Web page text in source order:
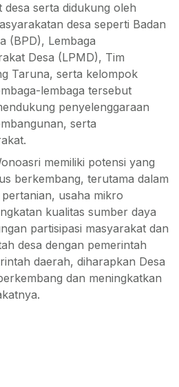
serta didukung oleh
desa seperti Badan
(BPD), Lembaga
Desa (LPMD), Tim
Taruna, serta kelompok
lembaga tersebut
penyelenggaraan
serta
memiliki potensi yang
berkembang, terutama dalam
usaha mikro
kualitas sumber daya
partisipasi masyarakat dan
desa dengan pemerintah
daerah, diharapkan Desa
dan meningkatkan